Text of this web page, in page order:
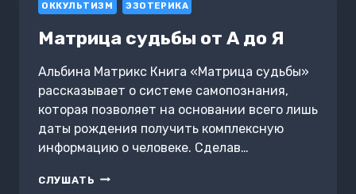
ОККУЛЬТИЗМ ЭЗОТЕРИКА
Матрица судьбы от А до Я
Альбина Матрикс Книга «Матрица судьбы»
рассказывает о системе самопознания,
которая позволяет на основании всего лишь
даты рождения получить комплексную
информацию о человеке. Сделав…
СЛУШАТЬ МАТРИЦА